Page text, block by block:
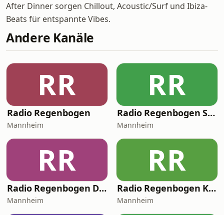
After Dinner sorgen Chillout, Acoustic/Surf und Ibiza-
Beats für entspannte Vibes.
Andere Kanäle
RR
Radio Regenbogen
Mannheim
RR
Radio Regenbogen Sommerhits
Mannheim
RR
Radio Regenbogen Deutsch Pop
Mannheim
RR
Radio Regenbogen KonfettiParty Fasching / Fastnacht / Karneval
Mannheim